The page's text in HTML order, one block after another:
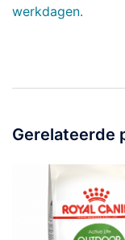
werkdagen.
Gerelateerde